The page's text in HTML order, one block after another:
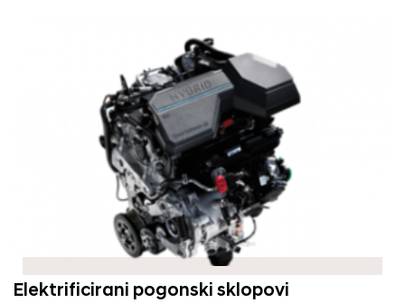
Elektrificirani pogonski sklopovi